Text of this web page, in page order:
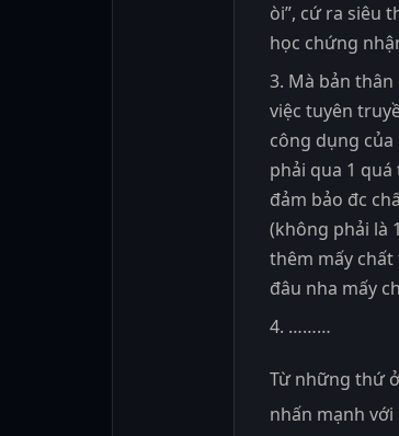
òi”, cứ ra siêu
học chứng
Mà bản thân
việc tuyên
công dụng
phải qua 1
đảm bảo đc
(không phải là
thêm mấy
đâu nha mấy
………
Từ những thứ
nhấn mạnh với